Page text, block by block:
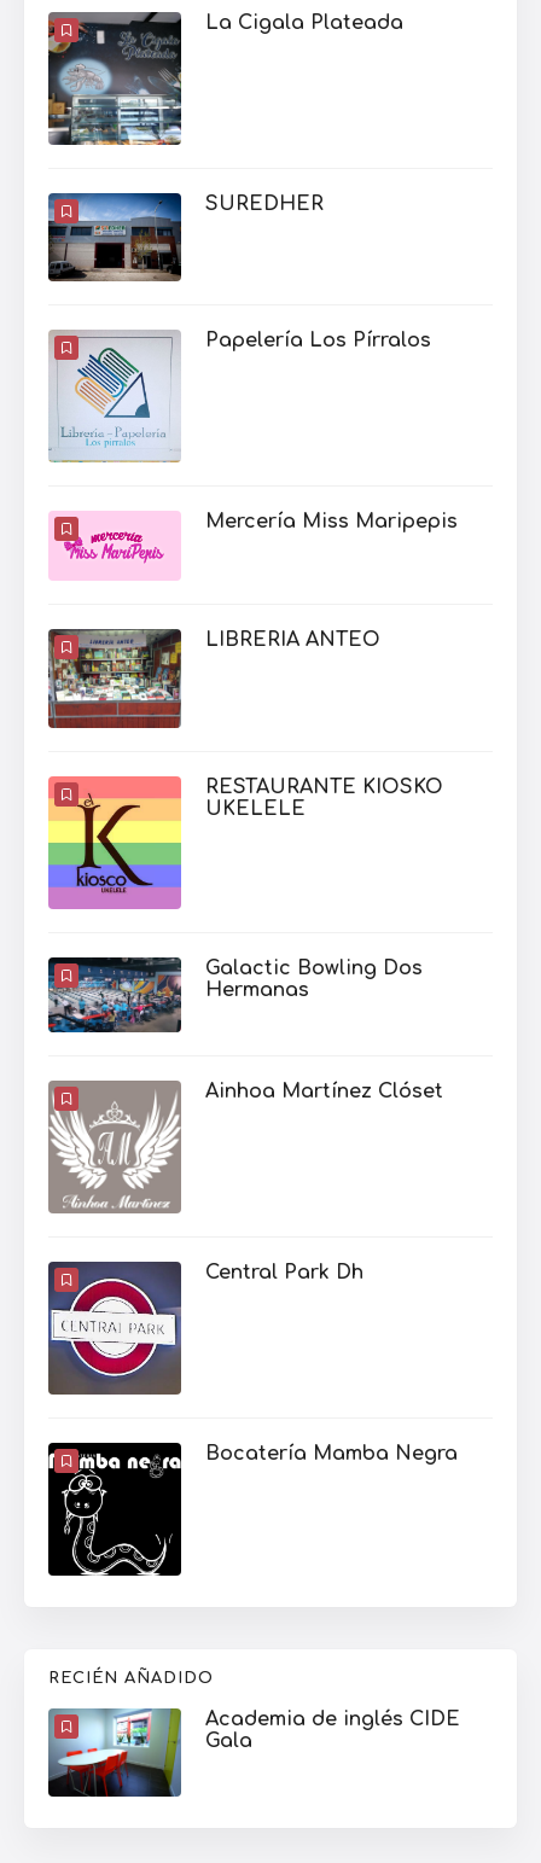
La Cigala Plateada
SUREDHER
Papelería Los Pírralos
Mercería Miss Maripepis
LIBRERIA ANTEO
RESTAURANTE KIOSKO
UKELELE
Galactic Bowling Dos
Hermanas
Ainhoa Martínez Clóset
Central Park Dh
Bocatería Mamba Negra
RECIÉN AÑADIDO
Academia de inglés CIDE
Gala